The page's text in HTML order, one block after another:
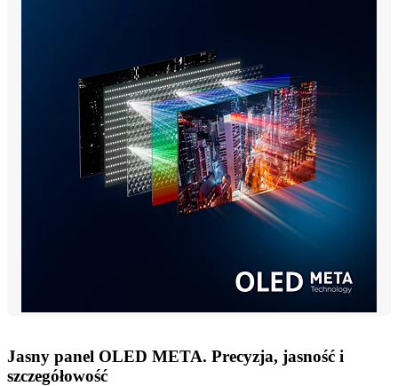
Jasny panel OLED META. Precyzja, jasność i
szczegółowość